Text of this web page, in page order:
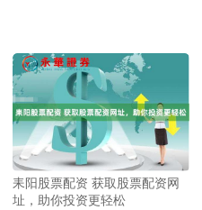
耒阳股票配资 获取股票配资网
址，助你投资更轻松